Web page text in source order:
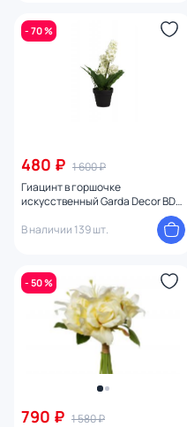
- 70 %
480 ₽ 1 600 ₽
Гиацинт в горшочке
искусственный Garda Decor BD-
В наличии 139 шт.
- 50 %
790 ₽ 1 580 ₽